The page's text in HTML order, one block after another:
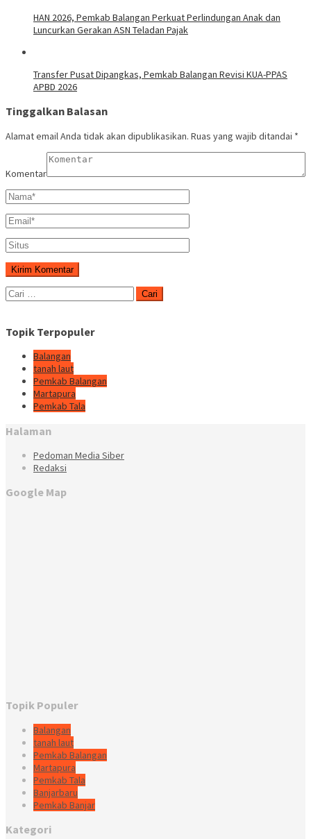
HAN 2026, Pemkab Balangan Perkuat Perlindungan Anak dan
Luncurkan Gerakan ASN Teladan Pajak
Transfer Pusat Dipangkas, Pemkab Balangan Revisi KUA-PPAS
APBD 2026
Tinggalkan Balasan
Alamat email Anda tidak akan dipublikasikan. Ruas yang wajib ditandai *
Komentar
Cari
untuk:
Topik Terpopuler
Balangan
tanah laut
Pemkab Balangan
Martapura
Pemkab Tala
Halaman
Pedoman Media Siber
Redaksi
Google Map
Topik Populer
Balangan
tanah laut
Pemkab Balangan
Martapura
Pemkab Tala
Banjarbaru
Pemkab Banjar
Kategori